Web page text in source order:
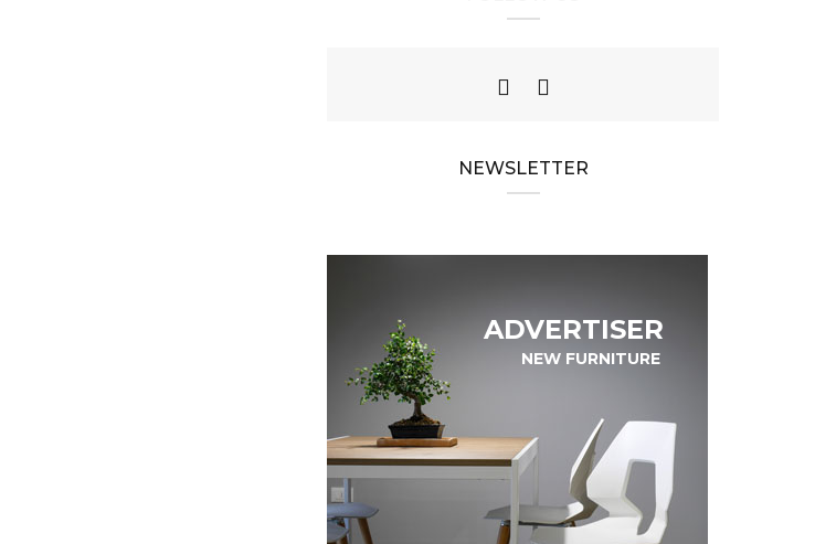
NEWSLETTER
ADVERTISER
NEW FURNITURE